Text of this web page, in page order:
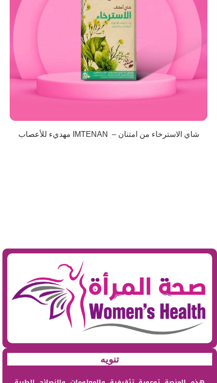
شاي الاسترخاء من امتنان – IMTENAN مهديء للأعصاب
تنويه